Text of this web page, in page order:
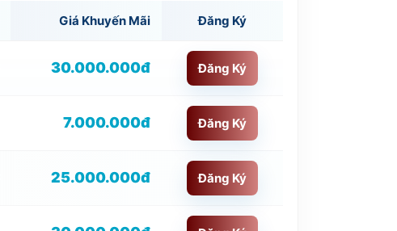
Giá Khuyến Mãi Đăng Ký
30.000.000đ Đăng Ký
7.000.000đ Đăng Ký
25.000.000đ Đăng Ký